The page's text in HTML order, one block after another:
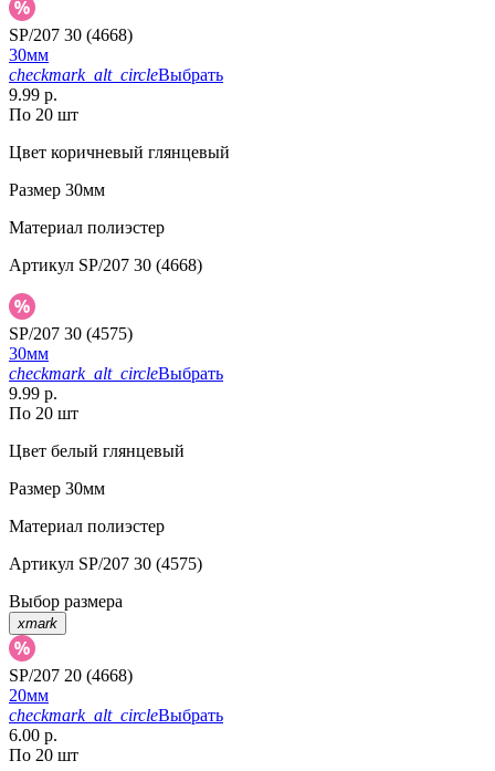
SP/207 30 (4668)
30мм
checkmark_alt_circleВыбрать
9.99 р.
По 20 шт
Цвет коричневый глянцевый
Размер 30мм
Материал полиэстер
Артикул SP/207 30 (4668)
SP/207 30 (4575)
30мм
checkmark_alt_circleВыбрать
9.99 р.
По 20 шт
Цвет белый глянцевый
Размер 30мм
Материал полиэстер
Артикул SP/207 30 (4575)
Выбор размера
xmark
SP/207 20 (4668)
20мм
checkmark_alt_circleВыбрать
6.00 р.
По 20 шт